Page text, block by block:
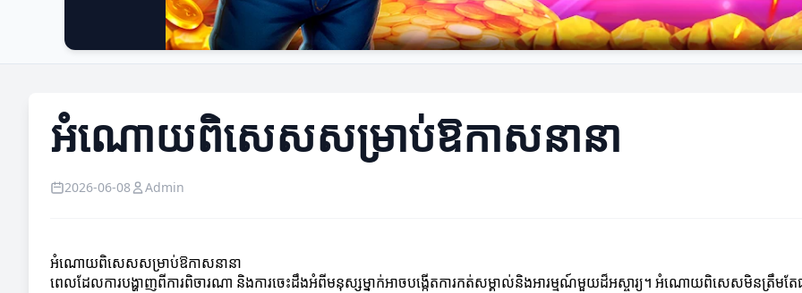
អំណោយពិសេសសម្រាប់ឱកាសនានា
2026-06-08 Admin
អំណោយពិសេសសម្រាប់ឱកាសនានា
ពេលដែលការបង្ហាញពីការពិចារណា និងការចេះដឹងអំពីមនុស្សម្នាក់អាចបង្កើតការកត់សម្គាល់និងអារម្មណ៍មួយដ៏អស្ចារ្យ។ អំណោយពិសេសមិនត្រឹមតែជា